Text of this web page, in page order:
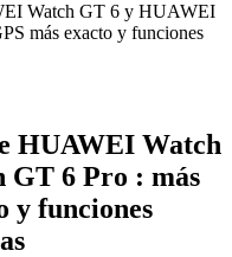
Watch GT 6 y HUAWEI
más exacto y funciones
HUAWEI Watch
GT 6 Pro : más
y funciones